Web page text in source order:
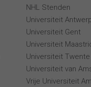
NHL Stenden
Universiteit
Universiteit Gent
Universiteit
Universiteit Twente
Universiteit van
Vrije Universiteit